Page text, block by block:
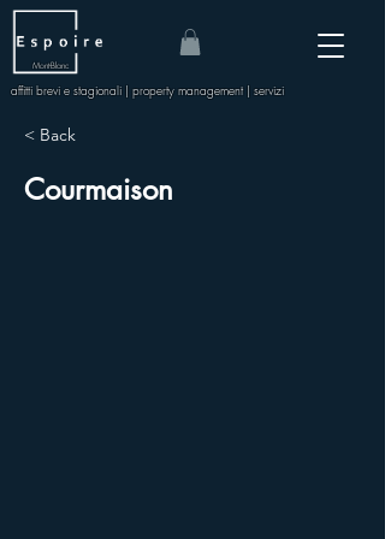
affitti brevi e stagionali | property management | servizi
Mont-Blanc
< Back
Courmaison